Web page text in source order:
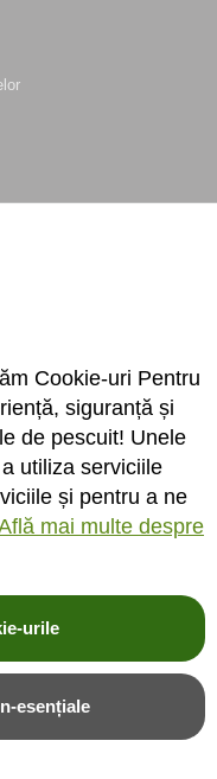
reteaua ta preferata. Te
rezervate. Citititermeni si
si protectia datelor
si sunt doar cu titlu de
Cookie-uri Pentru
siguranță și
de pescuit! Unele
utiliza serviciile
și pentru a ne
mai multe despre
urile
esențiale